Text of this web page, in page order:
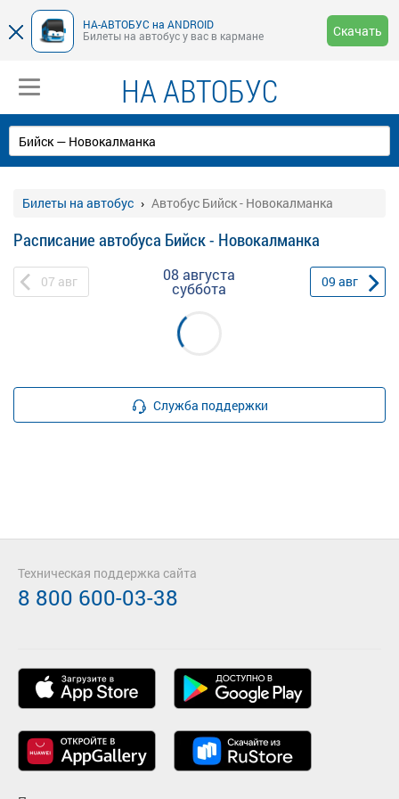
НА-АВТОБУС на ANDROID
Билеты на автобус у вас в кармане
Скачать
НА АВТОБУС
Билеты на автобус Автобус Бийск - Новокалманка
Расписание автобуса Бийск - Новокалманка
07 авг 08 августа
суббота 09 авг
Служба поддержки
Техническая поддержка сайта
8 800 600-03-38